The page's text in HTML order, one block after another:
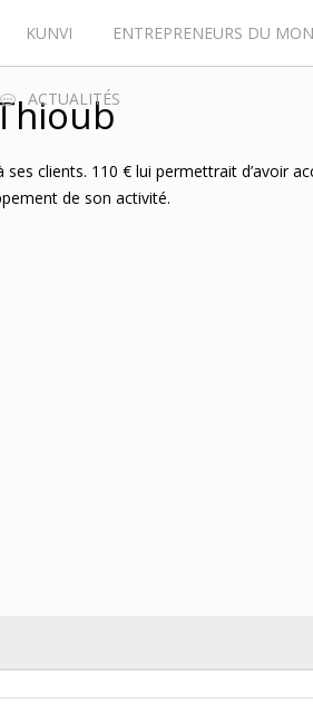
KUNVI ENTREPRENEURS DU
ACTUALITÉS
clients. 110 € lui permettrait d’avoir
de son activité.